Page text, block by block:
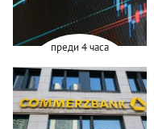
преди 4 часа